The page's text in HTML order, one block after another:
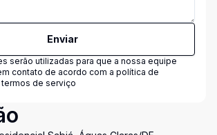
Enviar
serão utilizadas para que a nossa equipe
contato de acordo com a política de
de serviço